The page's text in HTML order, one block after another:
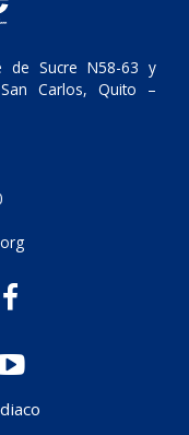
de Sucre N58-63 y
Carlos, Quito –